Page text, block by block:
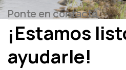
Ponte en contacto
¡Estamos
ayudarle!